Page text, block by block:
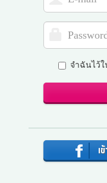
จำฉันไว้
เ